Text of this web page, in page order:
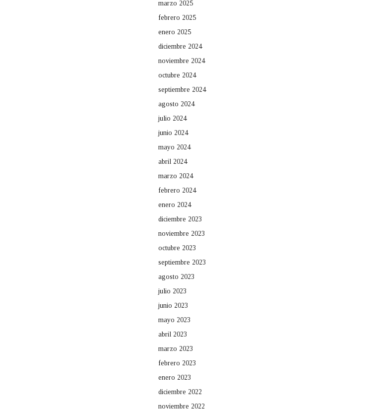
marzo 2025
febrero 2025
enero 2025
diciembre 2024
noviembre 2024
octubre 2024
septiembre 2024
agosto 2024
julio 2024
junio 2024
mayo 2024
abril 2024
marzo 2024
febrero 2024
enero 2024
diciembre 2023
noviembre 2023
octubre 2023
septiembre 2023
agosto 2023
julio 2023
junio 2023
mayo 2023
abril 2023
marzo 2023
febrero 2023
enero 2023
diciembre 2022
noviembre 2022